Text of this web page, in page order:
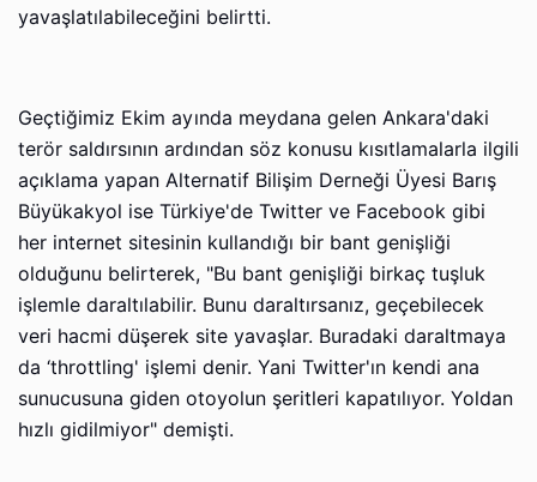
yavaşlatılabileceğini belirtti.
Geçtiğimiz Ekim ayında meydana gelen Ankara'daki
terör saldırsının ardından söz konusu kısıtlamalarla ilgili
açıklama yapan Alternatif Bilişim Derneği Üyesi Barış
Büyükakyol ise Türkiye'de Twitter ve Facebook gibi
her internet sitesinin kullandığı bir bant genişliği
olduğunu belirterek, "Bu bant genişliği birkaç tuşluk
işlemle daraltılabilir. Bunu daraltırsanız, geçebilecek
veri hacmi düşerek site yavaşlar. Buradaki daraltmaya
da ‘throttling' işlemi denir. Yani Twitter'ın kendi ana
sunucusuna giden otoyolun şeritleri kapatılıyor. Yoldan
hızlı gidilmiyor" demişti.